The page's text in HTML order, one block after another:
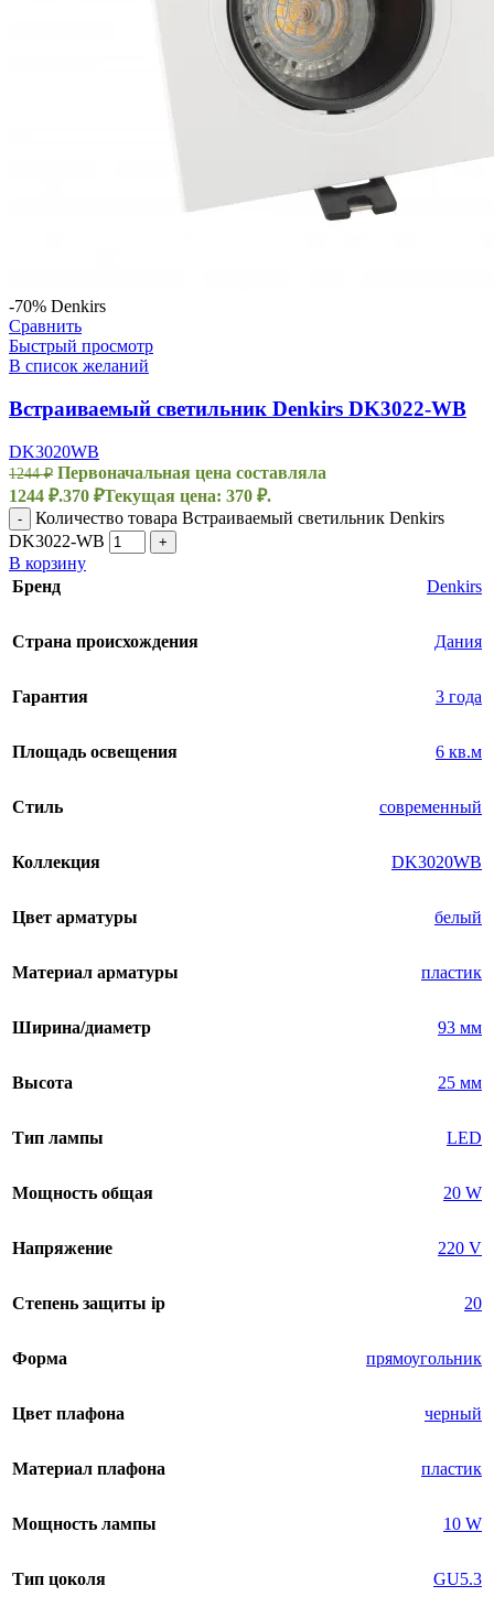
-70% Denkirs
Сравнить
Быстрый просмотр
В список желаний
Встраиваемый светильник Denkirs DK3022-WB
DK3020WB
1244₽ Первоначальная цена составляла
1244 ₽.370 ₽Текущая цена: 370 ₽.
-
Количество товара Встраиваемый светильник Denkirs
DK3022-WB
+
В корзину
Бренд
Denkirs
Страна происхождения Дания
Гарантия 3 года
Площадь освещения 6 кв.м
Стиль современный
Коллекция DK3020WB
Цвет арматуры белый
Материал арматуры пластик
Ширина/диаметр 93 мм
Высота 25 мм
Тип лампы LED
Мощность общая 20 W
Напряжение 220 V
Степень защиты ip 20
Форма прямоугольник
Цвет плафона черный
Материал плафона пластик
Мощность лампы 10 W
Тип цоколя GU5.3